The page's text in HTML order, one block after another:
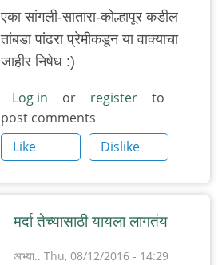
तुम्ही
ऑल्वेज
वेलकम
अभ्या..
एका सांगली-सातारा-कोल्हापूर कडील
तांबडा पांढरा प्रेमीकडून या वाक्याचा
जाहीर निषेध :)
Log in or register
to
post comments
Like
Dislike
मर्दा तेच्यासाठी यायला लागतंय
अभ्या.. Thu, 08/12/2016 - 14:29